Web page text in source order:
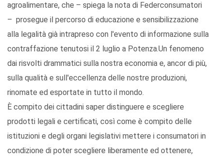
agroalimentare, che – spiega la nota di Federconsumatori
– prosegue il percorso di educazione e sensibilizzazione
alla legalità già intrapreso con l'evento di informazione sulla
contraffazione tenutosi il 2 luglio a Potenza.Un fenomeno
dai risvolti drammatici sulla nostra economia e, ancor di più,
sulla qualità e sull'eccellenza delle nostre produzioni,
rinomate ed esportate in tutto il mondo.
È compito dei cittadini saper distinguere e scegliere
prodotti legali e certificati, così come è compito delle
istituzioni e degli organi legislativi mettere i consumatori in
condizione di poter scegliere liberamente ed ottenere,